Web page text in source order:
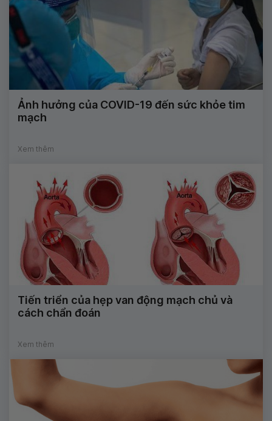
Ảnh hưởng của COVID-19 đến sức khỏe tim
mạch
Xem thêm
Tiến triển của hẹp van động mạch chủ và
cách chẩn đoán
Xem thêm